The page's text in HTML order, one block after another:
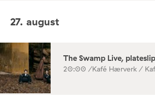
27. august
The Swamp Live,
20:00 /Kafé Hærverk /